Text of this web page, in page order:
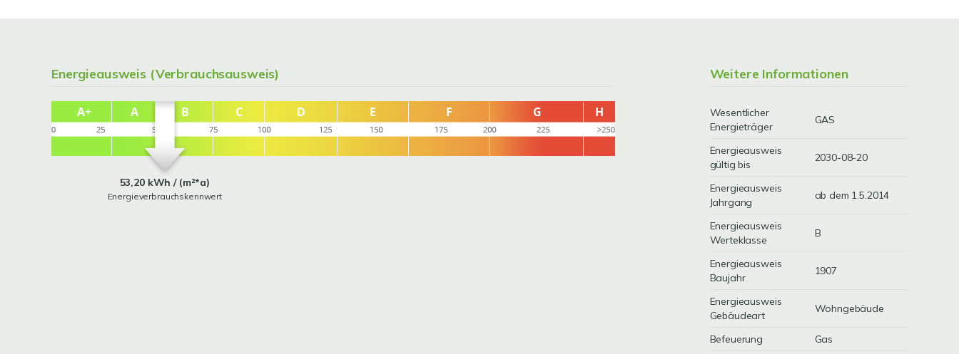
Energieausweis (Verbrauchsausweis)
53,20 kWh / (m²*a)
Energieverbrauchskennwert
Weitere Informationen
Wesentlicher
Energieträger
GAS
Energieausweis
gültig bis
2030-08-20
Energieausweis
Jahrgang
ab dem 1.5.2014
Energieausweis
Werteklasse
B
Energieausweis
Baujahr
1907
Energieausweis
Gebäudeart
Wohngebäude
Befeuerung Gas